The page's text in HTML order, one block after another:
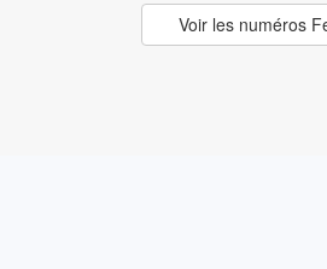
Voir les numéros